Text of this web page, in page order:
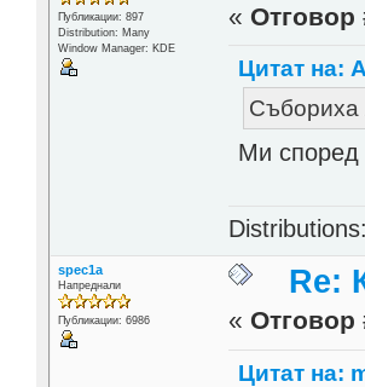
Публикации: 897
Distribution: Many
Window Manager: KDE
« Отговор
Цитат на:
Събориха
Ми според
spec1a
Напреднали
Публикации: 6986
Re:
« Отговор
Цитат на: